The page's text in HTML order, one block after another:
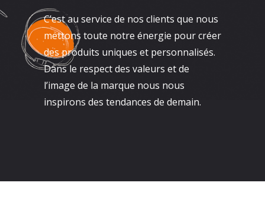
C’est au service de nos clients que nous
mettons toute notre énergie pour créer
des produits uniques et personnalisés.
Dans le respect des valeurs et de
l’image de la marque nous nous
inspirons des tendances de demain.